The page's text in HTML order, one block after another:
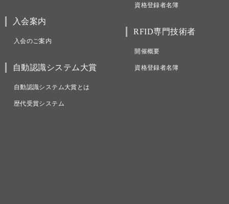
入会案内
入会のご案内
自動認識システム大賞
自動認識システム大賞とは
歴代受賞システム
資格登録者名簿
RFID専門技術者
開催概要
資格登録者名簿